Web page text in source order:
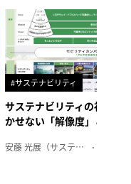
#サステナビリティ
サステナビリティの社内浸
かせない「解像度」とは
安藤 光展（サステナビリティ・コンサルタント）